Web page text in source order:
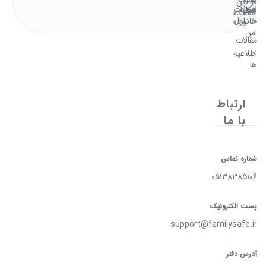
اصلی
امکانات
خانواده
امن
مقالات
اطلاعیه
ها
امن
استفاده
سوالات
متداول
ارتباط
با ما
شماره تماس
05138385106
پست الکترونیک
support@familysafe.ir
آدرس دفتر